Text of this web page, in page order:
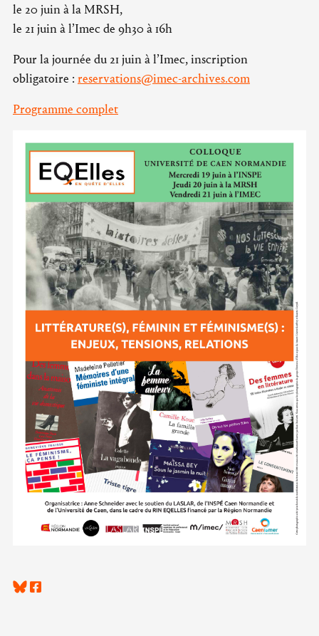
le 20 juin à la MRSH,
le 21 juin à l’Imec de 9h30 à 16h
Pour la journée du 21 juin à l’Imec, inscription
obligatoire : reservations@imec-archives.com
Programme complet